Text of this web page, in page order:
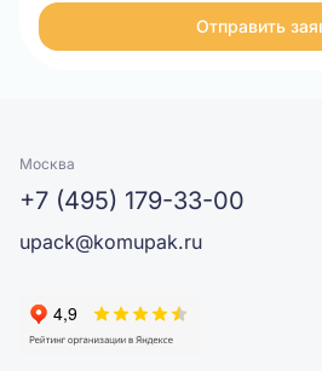
Отправить
Москва
+7 (495) 179-33-00
upack@komupak.ru